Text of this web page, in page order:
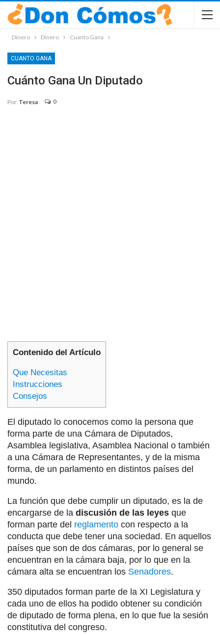
Dinero Dinero Cuanto Gana
CUANTO GANA
Cuánto Gana Un Diputado
Por Teresa 0
Contenido del Artículo
Que Necesitas
Instrucciones
Consejos
El diputado lo conocemos como la persona que
forma parte de una Cámara de Diputados,
Asamblea legislativa, Asamblea Nacional o también
a una Cámara de Representantes, y de la misma
forma, de un parlamento en distintos países del
mundo.
La función que debe cumplir un diputado, es la de
encargarse de la discusión de las leyes que
forman parte del reglamento con respecto a la
conducta que debe tener una sociedad. En aquellos
países que son de dos cámaras, por lo general se
encuentran en la cámara baja, por lo que en la
cámara alta se encuentran los Senadores.
350 diputados forman parte de la XI Legislatura y
cada uno de ellos ha podido obtener su condición
de diputado de forma plena, en lo que fue la sesión
constitutiva del congreso.